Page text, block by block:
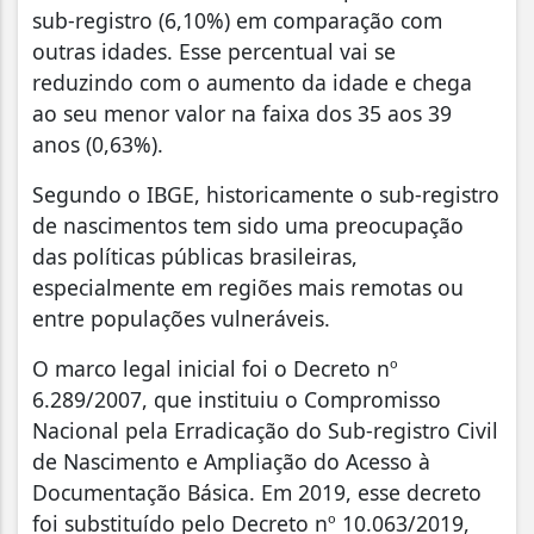
sub-registro (6,10%) em comparação com
outras idades. Esse percentual vai se
reduzindo com o aumento da idade e chega
ao seu menor valor na faixa dos 35 aos 39
anos (0,63%).
Segundo o IBGE, historicamente o sub-registro
de nascimentos tem sido uma preocupação
das políticas públicas brasileiras,
especialmente em regiões mais remotas ou
entre populações vulneráveis.
O marco legal inicial foi o Decreto nº
6.289/2007, que instituiu o Compromisso
Nacional pela Erradicação do Sub-registro Civil
de Nascimento e Ampliação do Acesso à
Documentação Básica. Em 2019, esse decreto
foi substituído pelo Decreto nº 10.063/2019,